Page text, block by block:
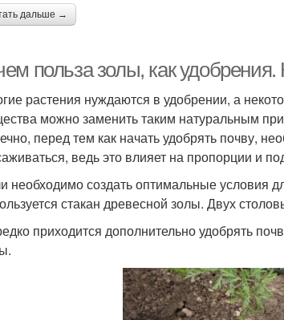
дальше →
польза золы, как
растения нуждаются в удобрении, а
можно заменить таким натуральным
перед тем как начать удобрять почву,
ведь это влияет на пропорции и
необходимо создать оптимальные условия
стакан древесной золы. Двух
приходится дополнительно удобрять